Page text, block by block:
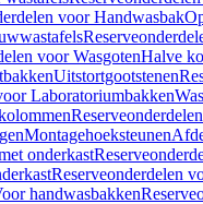
voor Handwasbak
voor WasgotenHalve
Uitstortgootstenen
Laboratoriumbakken
Montagehoeksteunen
onderkast
Reserveonderdelen
handwasbakken